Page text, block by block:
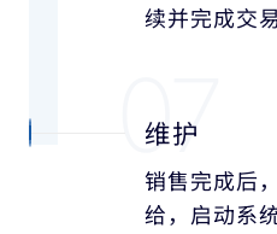
续并完成交易
07
维护
销售完成后
给， 启动系